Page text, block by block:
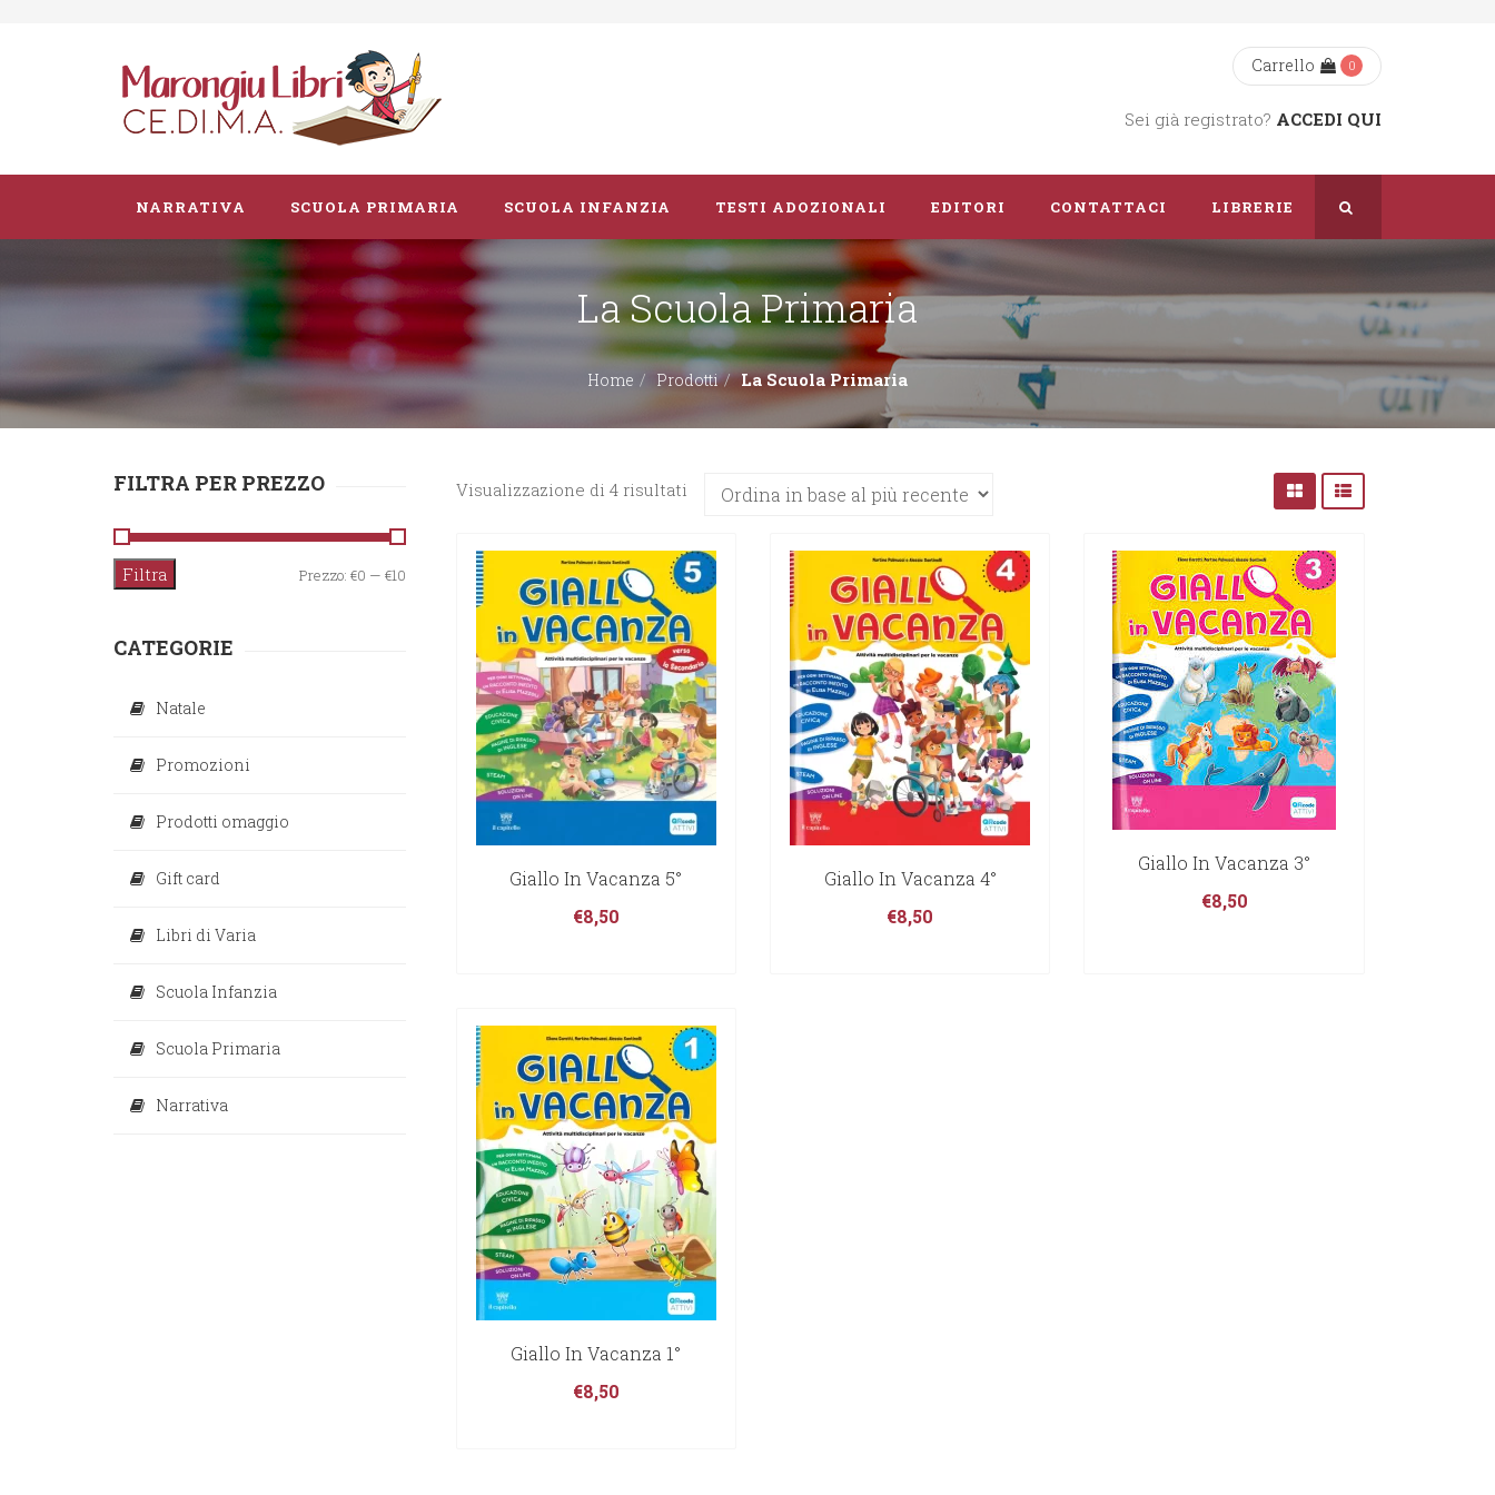
Carrello 0
Sei già registrato? ACCEDI QUI
NARRATIVA SCUOLA PRIMARIA
Parascolastico
Vacanze
Guide didattiche
SCUOLA INFANZIA TESTI ADOZIONALI EDITORI CONTATTACI
Dove Siamo
LIBRERIE
La Scuola Primaria
Home Prodotti La Scuola Primaria
Visualizzazione di 4 risultati Ordina
base
al
più
recente
Giallo In Vacanza 5°
€8,50
Giallo In Vacanza 4°
€8,50
Giallo In Vacanza 3°
€8,50
Giallo In Vacanza 1°
€8,50
FILTRA PER PREZZO
Prezzo
Prezzo
Filtra Prezzo: €0 — €10
CATEGORIE
Natale
Promozioni
Prodotti omaggio
Gift card
Libri di Varia
Scuola Infanzia
Scuola Primaria
Narrativa